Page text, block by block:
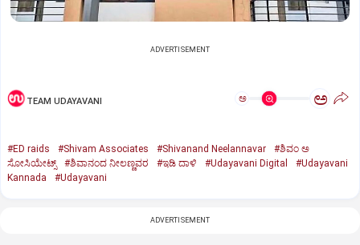
ADVERTISEMENT
TEAM UDAYAVANI ಅ ಅ
#ED raids #Shivam Associates #Shivanand Neelannavar
#ಶಿವಂ ಅ
ಸೋಸಿಯೇಟ್ಸ್
#ಶಿವಾನಂದ ನೀಲಣ್ಣವರ #ಇಡಿ ದಾಳಿ #Udayavani Digital
#Udayavani
Kannada
#Udayavani
ADVERTISEMENT